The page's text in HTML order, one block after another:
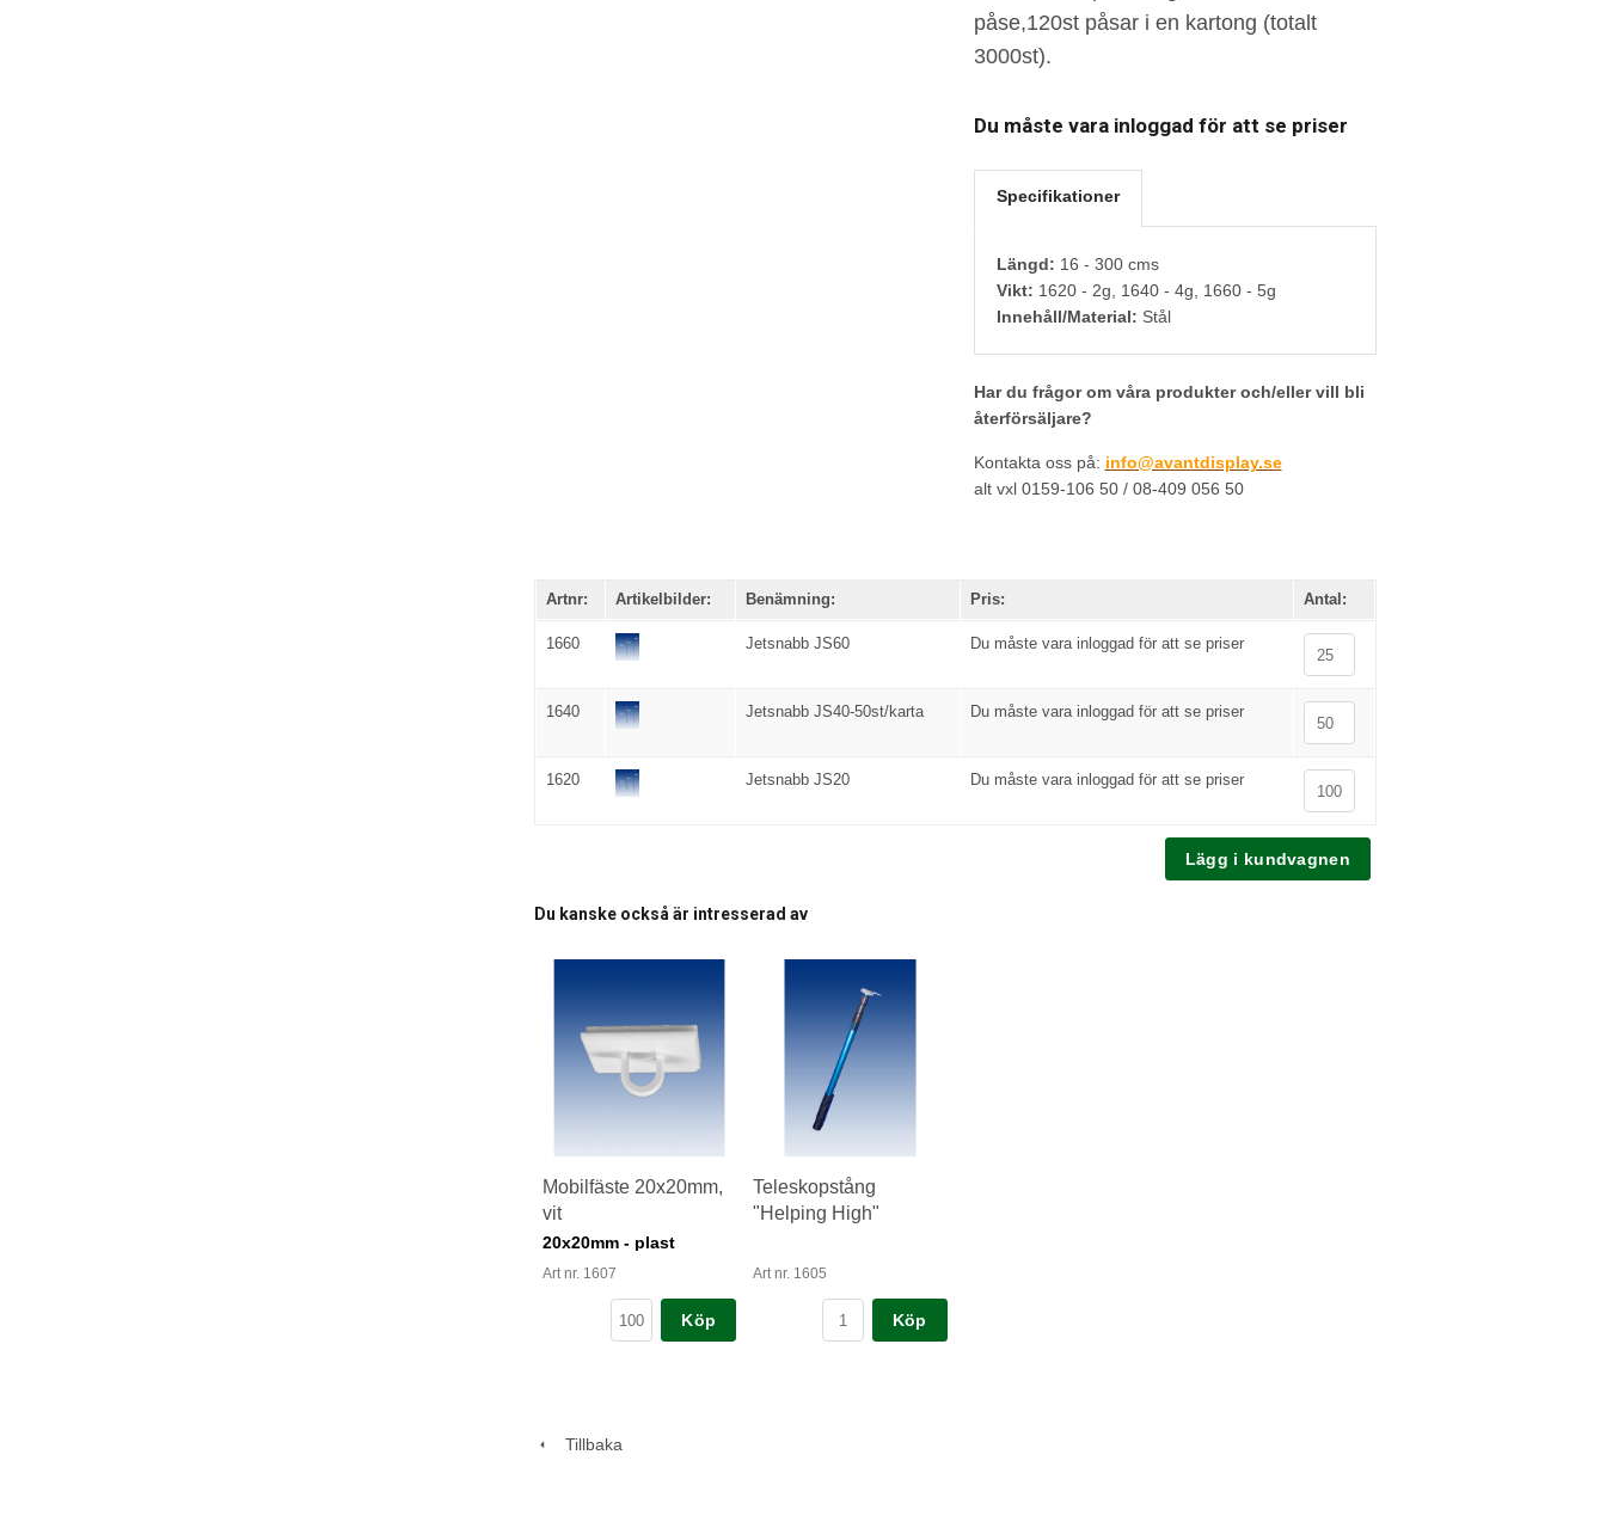
påse,120st påsar i en kartong (totalt
3000st).
Du måste vara inloggad för att se priser
Specifikationer
Längd: 16 - 300 cms
Vikt: 1620 - 2g, 1640 - 4g, 1660 - 5g
Innehåll/Material: Stål
Har du frågor om våra produkter och/eller vill bli
återförsäljare?
Kontakta oss på: info@avantdisplay.se
alt vxl 0159-106 50 / 08-409 056 50
Artnr: Artikelbilder: Benämning: Pris: Antal:
1660 Jetsnabb JS60 Du måste vara inloggad för att se priser
1640 Jetsnabb JS40-50st/karta Du måste vara inloggad för att se priser
1620 Jetsnabb JS20 Du måste vara inloggad för att se priser
Du kanske också är intresserad av
Mobilfäste 20x20mm,
vit
20x20mm - plast
Art nr. 1607
Köp
Teleskopstång
"Helping High"
Art nr. 1605
Köp
Tillbaka